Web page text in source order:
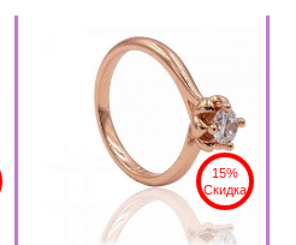
15%
Скидка